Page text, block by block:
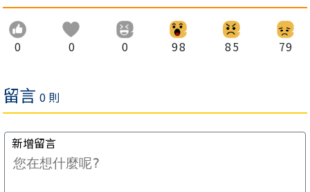
0 0 0 98 85 79